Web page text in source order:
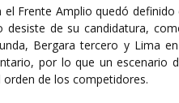
el Frente Amplio quedó
desiste de su candidatura,
Bergara tercero y Lima
por lo que un escenario
de los competidores.